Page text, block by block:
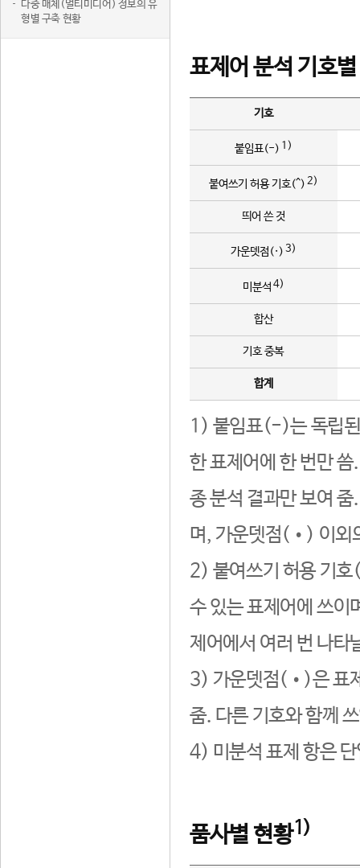
다중 매체(멀티미디어) 정보의 유
형별 구축 현황
표제어 분석 기호
기호
붙임표(-) 1)
붙여쓰기 허용 기호(^) 2)
띄어 쓴 것
가운뎃점(·) 3)
미분석 4)
합산
기호 중복
합계
1) 붙임표(-)는 독립된
한 표제어에 한 번만
종 분석 결과만 보여
며, 가운뎃점(•) 이외
2) 붙여쓰기 허용 기호
수 있는 표제어에 쓰이
제어에서 여러 번 나타
3) 가운뎃점(•)은 표
줌. 다른 기호와 함께
4) 미분석 표제 항은
품사별 현황1)